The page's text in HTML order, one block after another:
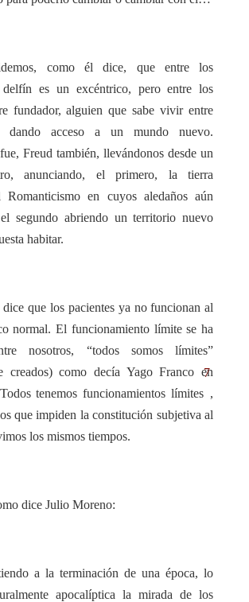
como él dice, que entre los
delfín es un excéntrico, pero entre los
fundador, alguien que sabe vivir entre
dando acceso a un mundo nuevo.
Freud también, llevándonos desde un
anunciando, el primero, la tierra
Romanticismo en cuyos aledaños aún
segundo abriendo un territorio nuevo
habitar.
que los pacientes ya no funcionan al
normal. El funcionamiento límite se ha
nosotros, “todos somos límites”
creados) como decía Yago Franco en
tenemos funcionamientos límites
7
,
que impiden la constitución subjetiva al
los mismos tiempos.
dice Julio Moreno:
a la terminación de una época, lo
apocalíptica la mirada de los